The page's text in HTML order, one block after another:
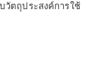
วัตถุประสงค์การใช้